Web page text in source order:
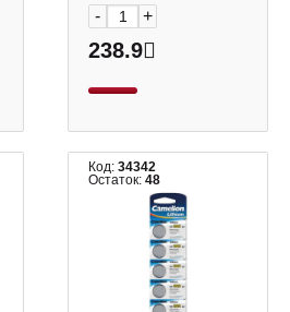
- +
238.9
Код:34342
Остаток:48